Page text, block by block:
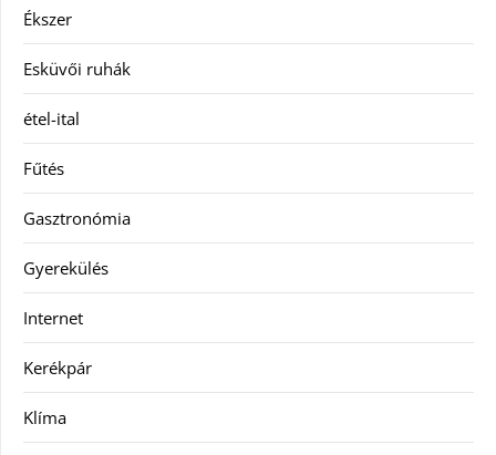
Ékszer
Esküvői ruhák
étel-ital
Fűtés
Gasztronómia
Gyerekülés
Internet
Kerékpár
Klíma